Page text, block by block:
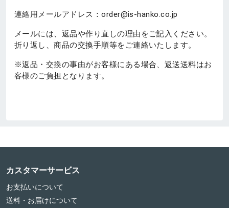
連絡用メールアドレス：order@is-hanko.co.jp
メールには、返品や作り直しの理由をご記入ください。
折り返し、商品の交換手順等をご連絡いたします。
※返品・交換の事由がお客様にある場合、返送送料はお
客様のご負担となります。
カスタマーサービス
お支払いについて
送料・お届けについて